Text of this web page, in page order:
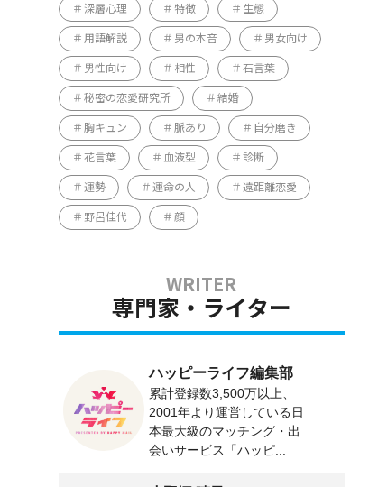
深層心理 特徴 生態
用語解説 男の本音 男女向け
男性向け 相性 石言葉
秘密の恋愛研究所 結婚
胸キュン 脈あり 自分磨き
花言葉 血液型 診断
運勢 運命の人 遠距離恋愛
野呂佳代 顔
専門家・ライター
ハッピーライフ編集部
累計登録数3,500万以上、
2001年より運営している日
本最大級のマッチング・出
会いサービス「ハッピ...